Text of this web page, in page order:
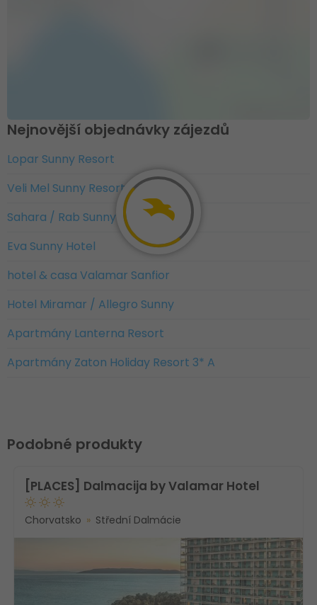
Nejnovější objednávky zájezdů
Lopar Sunny Resort
Veli Mel Sunny Resort
Sahara / Rab Sunny Resort
Eva Sunny Hotel
hotel & casa Valamar Sanfior
Hotel Miramar / Allegro Sunny
Apartmány Lanterna Resort
Apartmány Zaton Holiday Resort 3* A
Podobné produkty
[PLACES] Dalmacija by Valamar Hotel
Chorvatsko Střední Dalmácie